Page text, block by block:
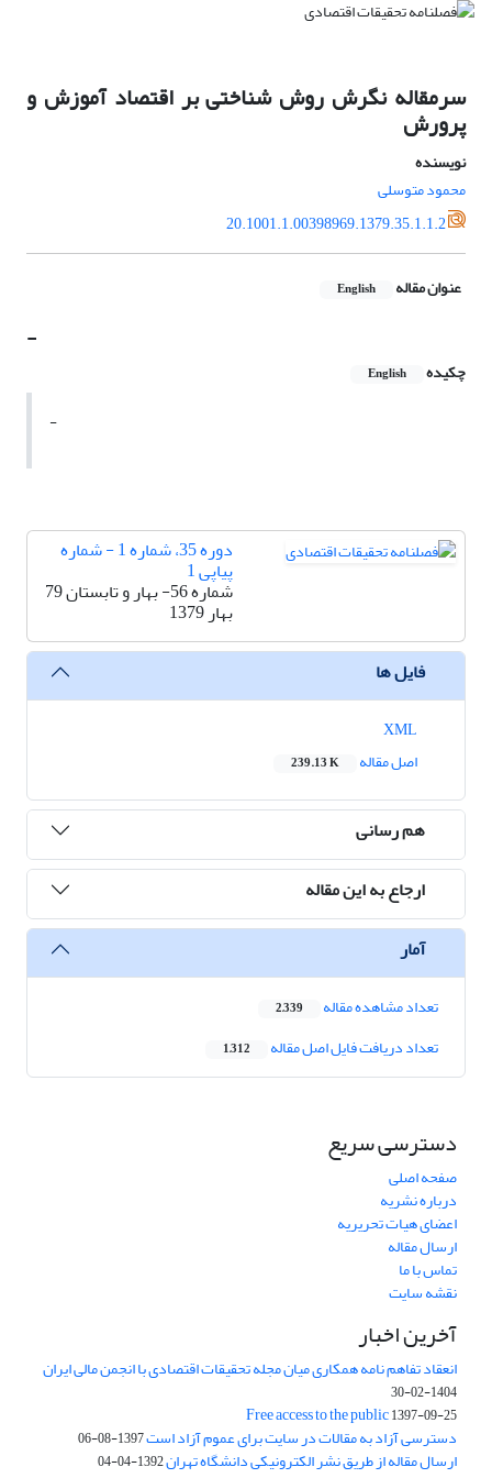
سرمقاله نگرش روش شناختی بر اقتصاد آموزش و
پرورش
نویسنده
محمود متوسلی
20.1001.1.00398969.1379.35.1.1.2
عنوان مقاله English
-
چکیده English
-
دوره 35، شماره 1 - شماره
پیاپی 1
شماره 56- بهار و تابستان 79
بهار 1379
فایل ها
اصل مقاله
239.13 K
هم رسانی
ارجاع به این مقاله
آمار
تعداد مشاهده مقاله 2,339
تعداد دریافت فایل اصل مقاله 1,312
دسترسی سریع
صفحه اصلی
درباره نشریه
اعضای هیات تحریریه
ارسال مقاله
تماس با ما
نقشه سایت
آخرین اخبار
انعقاد تفاهم نامه همکاری میان مجله تحقیقات اقتصادی با انجمن مالی ایران
1404-02-30
Free access to the public1397-09-25
دسترسی آزاد به مقالات در سایت برای عموم آزاد است1397-08-06
ارسال مقاله از طریق نشر الکترونیکی دانشگاه تهران1392-04-04